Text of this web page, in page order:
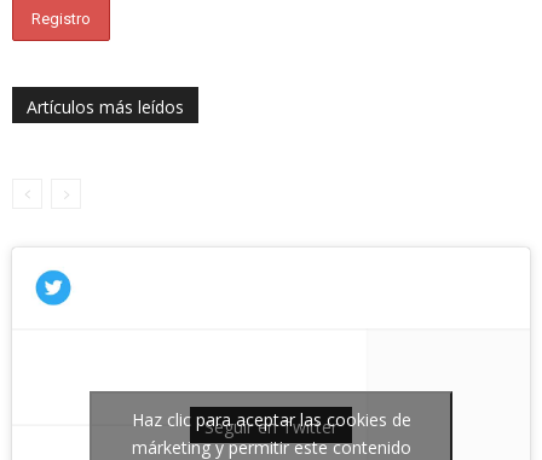
Artículos más leídos
Seguir en Twitter
Haz clic para aceptar las cookies de
márketing y permitir este contenido